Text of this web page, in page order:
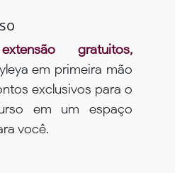
gratuitos,
em primeira mão
exclusivos para o
em um espaço
você.